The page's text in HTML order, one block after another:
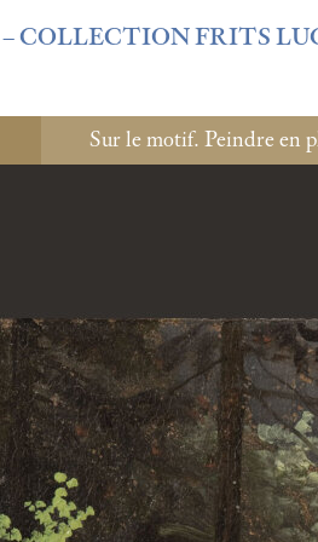
clients/
– COLLECTION FRITS
Sur le motif. Peindre en